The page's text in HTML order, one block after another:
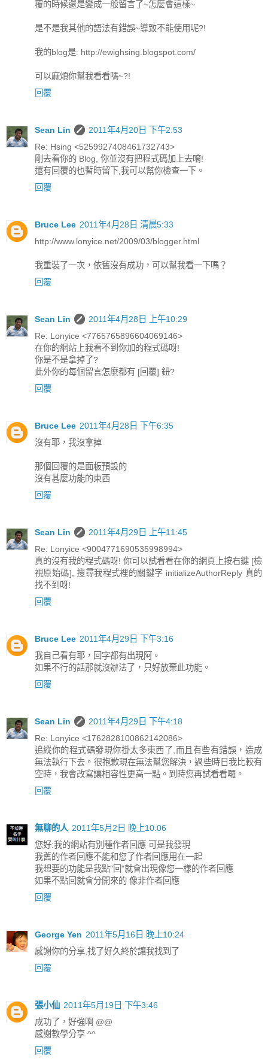
覆的時候還是變成一般留言了~怎麼會這樣~
是不是我其他的語法有錯誤~導致不能使用呢?!
我的blog是: http://ewighsing.blogspot.com/
可以麻煩你幫我看看嗎~?!
回覆
Sean Lin
2011年4月20日 下午2:53
Re: Hsing <5259927408461732743>
剛去看你的 Blog, 你並沒有把程式碼加上去唷!
還有回覆的也暫時留下,我可以幫你檢查一下。
回覆
Bruce Lee 2011年4月28日 清晨5:33
http://www.lonyice.net/2009/03/blogger.html
我重裝了一次，依舊沒有成功，可以幫我看一下嗎？
回覆
Sean Lin
2011年4月28日 上午10:29
Re: Lonyice <7765765896604069146>
在你的網站上我看不到你加的程式碼呀!
你是不是拿掉了?
此外你的每個留言怎麼都有 [回覆] 鈕?
回覆
Bruce Lee 2011年4月28日 下午6:35
沒有耶，我沒拿掉
那個回覆的是面板預設的
沒有甚麼功能的東西
回覆
Sean Lin
2011年4月29日 上午11:45
Re: Lonyice <9004771690535998994>
真的沒有我的程式碼呀! 你可以試看看在你的網頁上按右鍵 [檢
視原始碼], 搜尋我程式裡的關鍵字 initializeAuthorReply 真的
找不到呀!
回覆
Bruce Lee 2011年4月29日 下午3:16
我自己看有耶，回字都有出現阿。
如果不行的話那就沒辦法了，只好放棄此功能。
回覆
Sean Lin
2011年4月29日 下午4:18
Re: Lonyice <1762828100862142086>
追縱你的程式碼發現你掛太多東西了,而且有些有錯誤，造成
無法執行下去。很抱歉現在無法幫您解決，過些時日我比較有
空時，我會改寫讓相容性更高一點。到時您再試看看囉。
回覆
無聊的人 2011年5月2日 晚上10:06
您好:我的網站有別種作者回應 可是我發現
我舊的作者回應不能和您了作者回應用在一起
我想要的功能是我點"回"就會出現像您一樣的作者回應
如果不點回就會分開來的 像非作者回應
回覆
George Yen 2011年5月16日 晚上10:24
感謝你的分享,找了好久終於讓我找到了
回覆
張小仙 2011年5月19日 下午3:46
成功了，好強啊 @@
感謝教學分享 ^^
回覆